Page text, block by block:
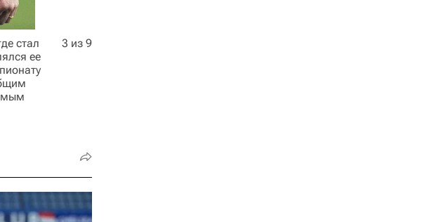
стал
ее
3 из 9